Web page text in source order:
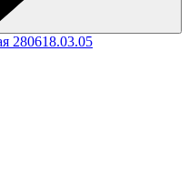
280618.03.05